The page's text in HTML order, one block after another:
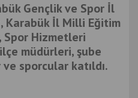
Gençlik ve Spor İl
Karabük İl Milli Eğitim
Spor Hizmetleri
müdürleri, şube
sporcular katıldı.